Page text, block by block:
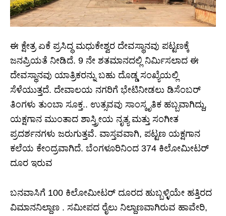
ಈ ಕ್ಷೇತ್ರ ಏಕೆ ಪ್ರಸಿದ್ಧ ಮಧುಕೇಶ್ವರ ದೇವಸ್ಥಾನವು ಪಟ್ಟಣಕ್ಕೆ
ಜನಪ್ರಿಯತೆ ನೀಡಿದೆ. 9 ನೇ ಶತಮಾನದಲ್ಲಿ ನಿರ್ಮಿಸಲಾದ ಈ
ದೇವಸ್ಥಾನವು ಯಾತ್ರಿಕರನ್ನು ಬಹು ದೊಡ್ಡ ಸಂಖ್ಯೆಯಲ್ಲಿ
ಸೆಳೆಯುತ್ತದೆ. ದೇವಾಲಯ ನಗರಿಗೆ ಭೇಟಿನೀಡಲು ಡಿಸೆಂಬರ್
ತಿಂಗಳು ತುಂಬಾ ಸೂಕ್ತ.. ಉತ್ಸವವು ಸಾಂಸ್ಕೃತಿಕ ಹಬ್ಬವಾಗಿದ್ದು,
ಯಕ್ಷಗಾನ ಮುಂತಾದ ಶಾಸ್ತ್ರೀಯ ನೃತ್ಯ ಮತ್ತು ಸಂಗೀತ
ಪ್ರದರ್ಶನಗಳು ಜರುಗುತ್ತವೆ. ವಾಸ್ತವವಾಗಿ, ಪಟ್ಟಣ ಯಕ್ಷಗಾನ
ಕಲೆಯ ಕೇಂದ್ರವಾಗಿದೆ. ಬೆಂಗಳೂರಿನಿಂದ 374 ಕಿಲೋಮೀಟರ್
ದೂರ ಇರುವ
ಬನವಾಸಿಗೆ 100 ಕಿಲೋಮೀಟರ್ ದೂರದ ಹುಬ್ಬಳ್ಳಿಯೇ ಹತ್ತಿರದ
ವಿಮಾನನಿಲ್ದಾಣ . ಸಮೀಪದ ರೈಲು ನಿಲ್ದಾಣವಾಗಿರುವ ಹಾವೇರಿ,